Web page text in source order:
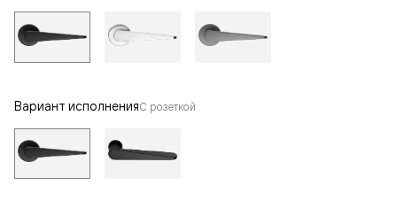
Вариант исполненияС розеткой